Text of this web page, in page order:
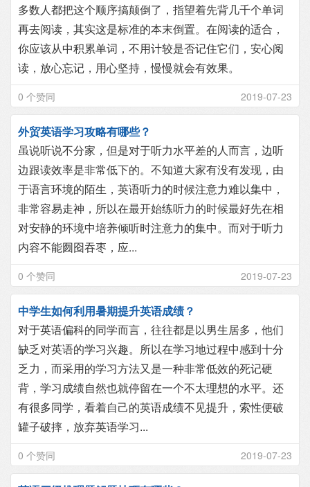
多数人都把这个顺序搞颠倒了，指望着先背几千个单词
再去阅读，其实这是标准的本末倒置。在阅读的适合，
你应该从中积累单词，不用计较是否记住它们，安心阅
读，放心忘记，用心坚持，慢慢就会有效果。
0 个赞同 2019-07-23
外贸英语学习攻略有哪些？
虽说听说不分家，但是对于听力水平差的人而言，边听
边跟读效率是非常低下的。不知道大家有没有发现，由
于语言环境的陌生，英语听力的时候注意力难以集中，
非常容易走神，所以在最开始练听力的时候最好先在相
对安静的环境中培养倾听时注意力的集中。而对于听力
内容不能囫囵吞枣，应...
0 个赞同 2019-07-23
中学生如何利用暑期提升英语成绩？
对于英语偏科的同学而言，往往都是以男生居多，他们
缺乏对英语的学习兴趣。所以在学习地过程中感到十分
乏力，而采用的学习方法又是一种非常低效的死记硬
背，学习成绩自然也就停留在一个不太理想的水平。还
有很多同学，看着自己的英语成绩不见提升，索性便破
罐子破摔，放弃英语学习...
0 个赞同 2019-07-23